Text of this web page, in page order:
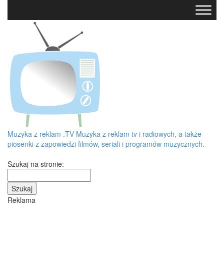
Muzyka z reklam .TV Muzyka z reklam tv i radiowych, a także
piosenki z zapowiedzi filmów, seriali i programów muzycznych.
Szukaj na stronie:
Reklama